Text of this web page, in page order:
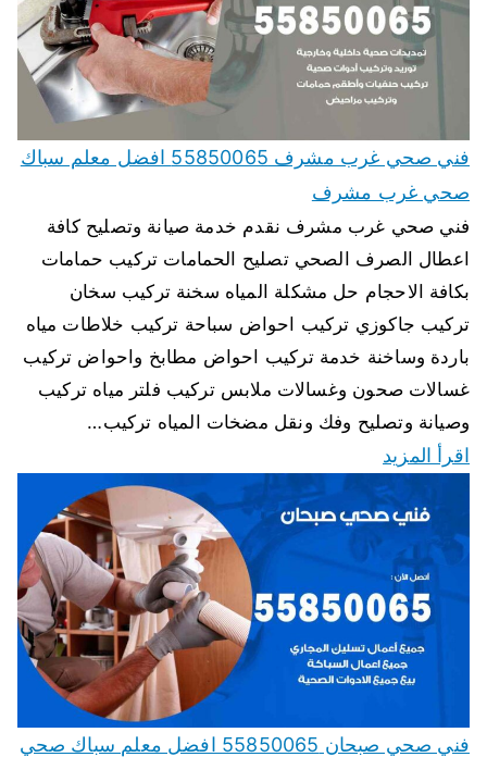
فني صحي غرب مشرف 55850065 افضل معلم سباك
صحي غرب مشرف
فني صحي غرب مشرف نقدم خدمة صيانة وتصليح كافة
اعطال الصرف الصحي تصليح الحمامات تركيب حمامات
بكافة الاحجام حل مشكلة المياه سخنة تركيب سخان
تركيب جاكوزي تركيب احواض سباحة تركيب خلاطات مياه
باردة وساخنة خدمة تركيب احواض مطابخ واحواض تركيب
غسالات صحون وغسالات ملابس تركيب فلتر مياه تركيب
وصيانة وتصليح وفك ونقل مضخات المياه تركيب…
اقرأ المزيد
فني صحي صبحان 55850065 افضل معلم سباك صحي